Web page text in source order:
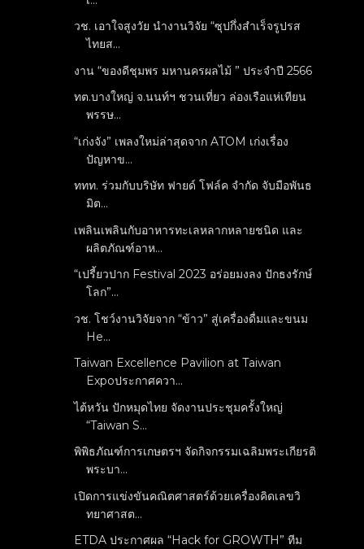
วช. เอาใจสูงวัย นำงานวิจัย “ซุปกึ่งสำเร็จรูปรส
ไทยส...
งาน “ของดีชุมพร มหานครผลไม้ ” ประจำปี 2566
ทต.บางใหญ่ จ.นนท์ฯ ชวนเที่ยว ล่องเรือแห่เทียน
พรรษ...
“เก่งจัง” เพลงใหม่ล่าสุดจาก ATOM เก่งเรื่อง
ปัญหาข...
ททท. ร่วมกับบริษัท ฟายด์ โฟล์ค จำกัด จับมือพันธ
มิต...
เพลินเพลินกับอาหารทะเลหลากหลายชนิด และ
ผลิตภัณฑ์อาห...
“เปรี้ยวปาก Festival 2023 อร่อยมงลง ปักธงรักษ์
โลก”...
วช. โชว์งานวิจัยจาก “ข้าว” สู่เครื่องดื่มและขนม
He...
Taiwan Excellence Pavilion at Taiwan
Expoประกาศควา...
ไต้หวัน ปักหมุดไทย จัดงานประชุมครั้งใหญ่
“Taiwan S...
พิพิธภัณฑ์การเกษตรฯ จัดกิจกรรมเฉลิมพระเกียรติ
พระบา...
เปิดการแข่งขันคณิตศาสตร์ด้วยเครื่องคิดเลขวิ
ทยาศาสต...
ETDA ประกาศผล “Hack for GROWTH” ทีม